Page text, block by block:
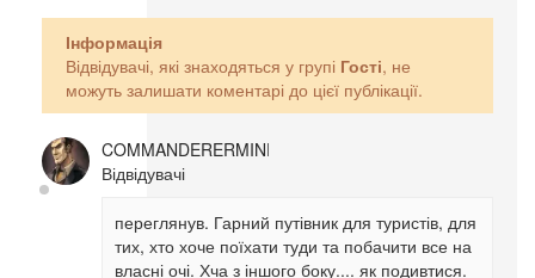
Інформація
Відвідувачі, які знаходяться у групі Гості, не
можуть залишати коментарі до цієї публікації.
COMMANDERERMINE
Відвідувачі
переглянув. Гарний путівник для туристів, для
тих, хто хоче поїхати туди та побачити все на
власні очі. Хча з іншого боку.... як подивтися.